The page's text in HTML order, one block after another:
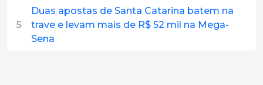
5
Duas apostas de Santa Catarina batem na
trave e levam mais de R$ 52 mil na Mega-
Sena